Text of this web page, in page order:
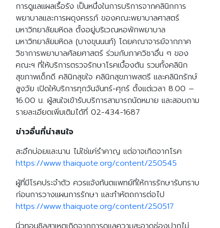
การดูแลแผลเรื้อรัง เป็นหนึ่งในการบริการจากคลินิกการ
พยาบาลและการผดุงครรภ์ ของคณะพยาบาลศาสตร์
มหาวิทยาลัยมหิดล ตั้งอยู่บริเวณหอพักพยาบาล
มหาวิทยาลัยมหิดล (บางขุนนนท์) โดยคณาจารย์จากภาค
วิชาการพยาบาลศัลยศาสตร์ ร่วมกับภาควิชาอื่น ๆ ของ
คณะฯ ที่ให้บริการตรวจรักษาโรคเบื้องต้น รวมทั้งคลินิก
สุขภาพเด็กดี คลินิกสุขใจ คลินิกสุขภาพสตรี และคลินิกรักษ์
สูงวัย เปิดให้บริการทุกวันจันทร์-ศุกร์ ตั้งแต่เวลา 8.00 –
16.00 น. ผู้สนใจเข้ารับบริการสามารถนัดหมาย และสอบถาม
รายละเอียดเพิ่มเติมได้ที่ 02-434-1687
ข่าวอื่นที่น่าสนใจ
สะอึกบ่อยและนาน ไม่ใช่แค่รำคาญ แต่อาจเกิดจากโรค
https://www.thaiquote.org/content/250545
ผู้ที่มีโรคประจำตัว ควรแจ้งทันตแพทย์ที่ให้การรักษารับทราบ
ก่อนการวางแผนการรักษา และทำหัตถการต่อไป
https://www.thaiquote.org/content/250517